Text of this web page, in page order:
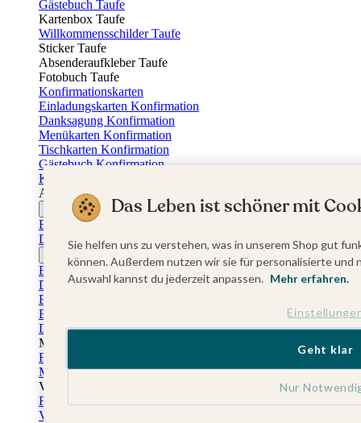
Gästebuch Taufe
Kartenbox Taufe
Willkommensschilder Taufe
Sticker Taufe
Absenderaufkleber Taufe
Fotobuch Taufe
Konfirmationskarten
Einladungskarten Konfirmation
Danksagung Konfirmation
Menükarten Konfirmation
Tischkarten Konfirmation
Gästebuch Konfirmation
Kerzen Konfirmation
Aufkleber zum Anlass Ihres Kindes
Firmungskarten
Einladungskarten Firmung
Dankeskarten Firmung
Jugendweihekarten
Einladungskarten Jugendweihe
Dankeskarten Jugendweihe
Einschulungskarten
Einladungskarten Einschulung
Danksagung Einschulung
Muttertag
Fotogeschenke Muttertag
Muttertagskarten
Vatertag
Fotogeschenke Vatertag
Vatertagskarten
Das Leben ist schöner mit
Sie helfen uns zu verstehen, was in unserem Shop gut
können. Außerdem nutzen wir sie für personalisierte
Auswahl kannst du jederzeit anpassen. Mehr erfahren.
Nur
Geht klar